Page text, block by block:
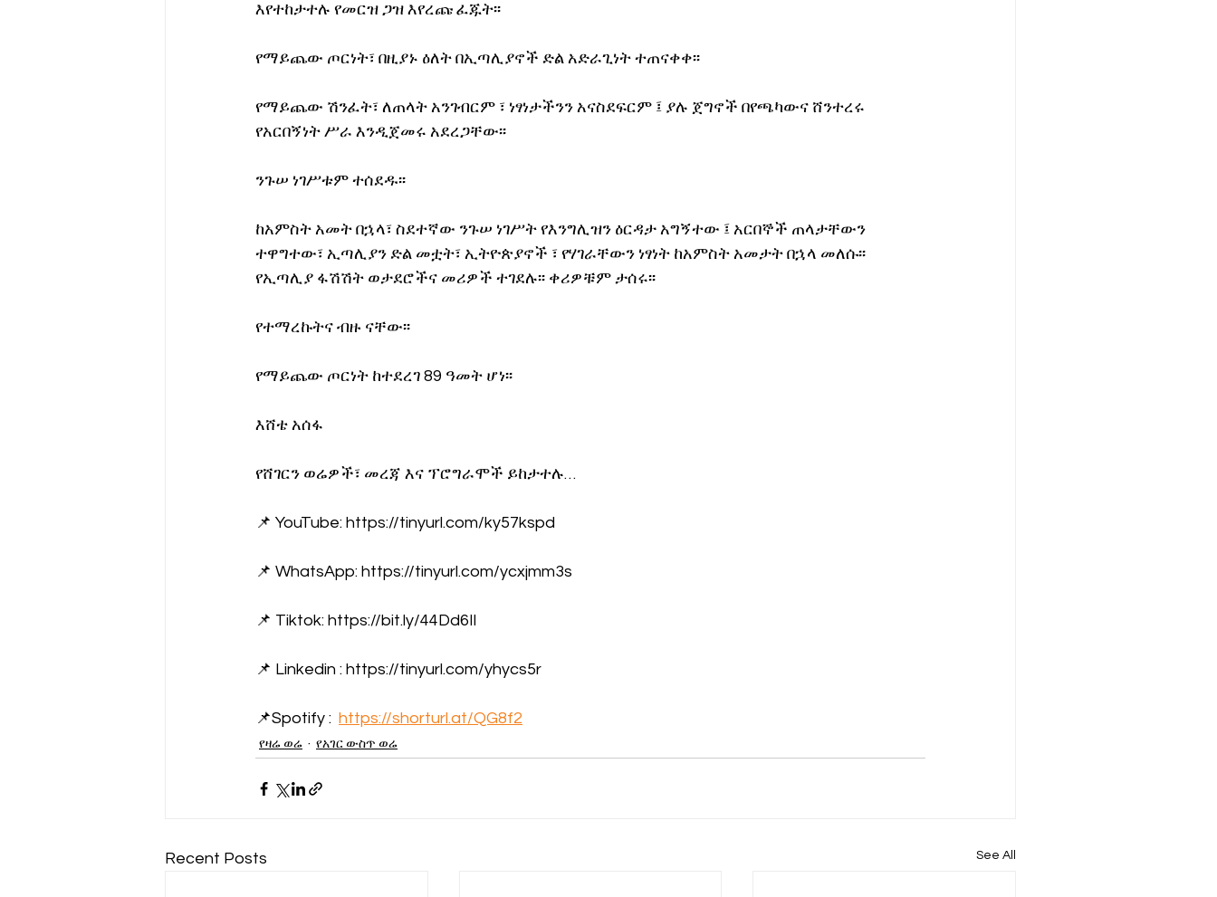
እየተከታተሉ የመርዝ ጋዝ እየረጩ ፈጁት፡፡
የማይጨው ጦርነት፣ በዚያኑ ዕለት በኢጣሊያኖች ድል አድራጊነት ተጠናቀቀ፡፡
የማይጨው ሽንፈት፣ ለጠላት አንገብርም ፣ ነፃነታችንን አናስደፍርም ፤ ያሉ ጀግኖች በየጫካውና ሸንተረሩ
የአርበኝነት ሥራ እንዲጀመሩ አደረጋቸው፡፡
ንጉሠ ነገሥቱም ተሰደዱ፡፡
ከአምስት አመት በኋላ፣ ስደተኛው ንጉሠ ነገሥት የእንግሊዝን ዕርዳታ አግኝተው ፤ አርበኞች ጠላታቸውን
ተዋግተው፣ ኢጣሊያን ድል መቷት፣ ኢትዮጵያኖች ፣ የሃገራቸውን ነፃነት ከአምስት አመታት በኋላ መለሱ፡፡
የኢጣሊያ ፋሽሽት ወታደሮችና መሪዎች ተገደሉ፡፡ ቀሪዎቹም ታሰሩ፡፡
የተማረኩትና ብዙ ናቸው፡፡
የማይጨው ጦርነት ከተደረገ 89 ዓመት ሆነ፡፡
እሸቴ አሰፋ
የሸገርን ወሬዎች፣ መረጃ እና ፕሮግራሞች ይከታተሉ…
📌 YouTube: https://tinyurl.com/ky57kspd
📌 WhatsApp: https://tinyurl.com/ycxjmm3s
📌 Tiktok: https://bit.ly/44Dd6Il
📌 Linkedin : https://tinyurl.com/yhycs5r
📌Spotify : https://shorturl.at/QG8f2
የዛሬ ወሬ የአገር ውስጥ ወሬ
Recent Posts See All